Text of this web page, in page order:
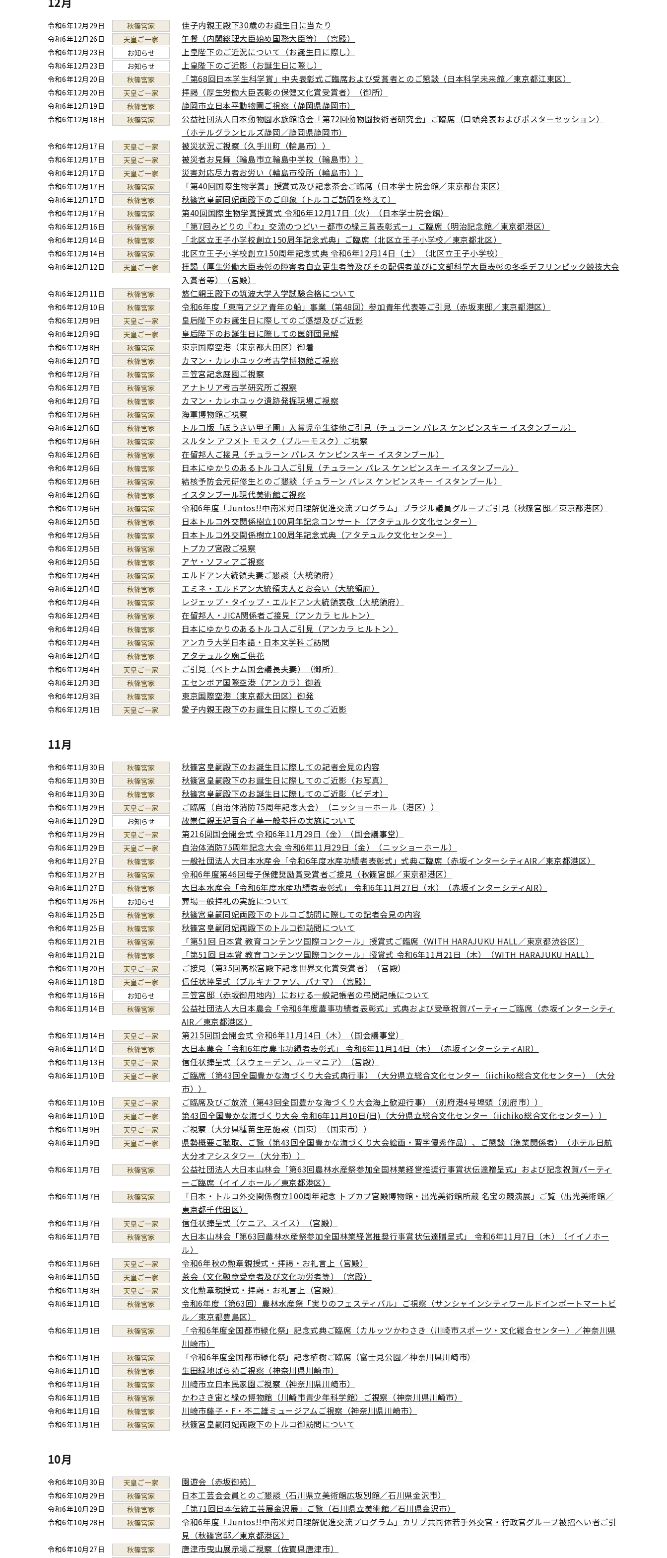
令和6年12月29日 秋篠宮家 佳子内親王殿下30歳のお誕生日に当たり
令和6年12月26日 天皇ご一家 午餐（内閣総理大臣始め国務大臣等）（宮殿）
令和6年12月23日 お知らせ 上皇陛下のご近況について（お誕生日に際し）
令和6年12月23日 お知らせ 上皇陛下のご近影（お誕生日に際し）
令和6年12月20日 秋篠宮家 「第68回日本学生科学賞」中央表彰式ご臨席および受賞者とのご懇談（日本科学未来館／東京都江東区）
令和6年12月20日 天皇ご一家 拝謁（厚生労働大臣表彰の保健文化賞受賞者）（御所）
令和6年12月19日 秋篠宮家 静岡市立日本平動物園ご視察（静岡県静岡市）
令和6年12月18日 秋篠宮家
公益社団法人日本動物園水族館協会「第72回動物園技術者研究会」ご臨席（口頭発表およびポスターセッション）
（ホテルグランヒルズ静岡／静岡県静岡市）
令和6年12月17日 天皇ご一家 被災状況ご視察（久手川町（輪島市））
令和6年12月17日 天皇ご一家 被災者お見舞（輪島市立輪島中学校（輪島市））
令和6年12月17日 天皇ご一家 災害対応尽力者お労い（輪島市役所（輪島市））
令和6年12月17日 秋篠宮家 「第40回国際生物学賞」授賞式及び記念茶会ご臨席（日本学士院会館／東京都台東区）
令和6年12月17日 秋篠宮家 秋篠宮皇嗣同妃両殿下のご印象（トルコご訪問を終えて）
令和6年12月17日 秋篠宮家 第40回国際生物学賞授賞式 令和6年12月17日（火）（日本学士院会館）
令和6年12月16日 秋篠宮家 「第7回みどりの『わ』交流のつどい－都市の緑三賞表彰式－」ご臨席（明治記念館／東京都港区）
令和6年12月14日 秋篠宮家 「北区立王子小学校創立150周年記念式典」ご臨席（北区立王子小学校／東京都北区）
令和6年12月14日 秋篠宮家 北区立王子小学校創立150周年記念式典 令和6年12月14日（土）（北区立王子小学校）
令和6年12月12日 天皇ご一家
拝謁（厚生労働大臣表彰の障害者自立更生者等及びその配偶者並びに文部科学大臣表彰の冬季デフリンピック競技大会
入賞者等）（宮殿）
令和6年12月11日 秋篠宮家 悠仁親王殿下の筑波大学入学試験合格について
令和6年12月10日 秋篠宮家 令和6年度「東南アジア青年の船」事業（第48回）参加青年代表等ご引見（赤坂東邸／東京都港区）
令和6年12月9日 天皇ご一家 皇后陛下のお誕生日に際してのご感想及びご近影
令和6年12月9日 天皇ご一家 皇后陛下のお誕生日に際しての医師団見解
令和6年12月8日 秋篠宮家 東京国際空港（東京都大田区）御着
令和6年12月7日 秋篠宮家 カマン・カレホユック考古学博物館ご視察
令和6年12月7日 秋篠宮家 三笠宮記念庭園ご視察
令和6年12月7日 秋篠宮家 アナトリア考古学研究所ご視察
令和6年12月7日 秋篠宮家 カマン・カレホユック遺跡発掘現場ご視察
令和6年12月6日 秋篠宮家 海軍博物館ご視察
令和6年12月6日 秋篠宮家 トルコ版「ぼうさい甲子園」入賞児童生徒他ご引見（チュラーン パレス ケンピンスキー イスタンブール）
令和6年12月6日 秋篠宮家 スルタン アフメト モスク（ブルーモスク）ご視察
令和6年12月6日 秋篠宮家 在留邦人ご接見（チュラーン パレス ケンピンスキー イスタンブール）
令和6年12月6日 秋篠宮家 日本にゆかりのあるトルコ人ご引見（チュラーン パレス ケンピンスキー イスタンブール）
令和6年12月6日 秋篠宮家 結核予防会元研修生とのご懇談（チュラーン パレス ケンピンスキー イスタンブール）
令和6年12月6日 秋篠宮家 イスタンブール現代美術館ご視察
令和6年12月6日 秋篠宮家 令和6年度「Juntos!!中南米対日理解促進交流プログラム」ブラジル議員グループご引見（秋篠宮邸／東京都港区）
令和6年12月5日 秋篠宮家 日本トルコ外交関係樹立100周年記念コンサート（アタテュルク文化センター）
令和6年12月5日 秋篠宮家 日本トルコ外交関係樹立100周年記念式典（アタテュルク文化センター）
令和6年12月5日 秋篠宮家 トプカプ宮殿ご視察
令和6年12月5日 秋篠宮家 アヤ・ソフィアご視察
令和6年12月4日 秋篠宮家 エルドアン大統領夫妻ご懇談（大統領府）
令和6年12月4日 秋篠宮家 エミネ・エルドアン大統領夫人とお会い（大統領府）
令和6年12月4日 秋篠宮家 レジェップ・タイップ・エルドアン大統領表敬（大統領府）
令和6年12月4日 秋篠宮家 在留邦人・JICA関係者ご接見（アンカラ ヒルトン）
令和6年12月4日 秋篠宮家 日本にゆかりのあるトルコ人ご引見（アンカラ ヒルトン）
令和6年12月4日 秋篠宮家 アンカラ大学日本語・日本文学科ご訪問
令和6年12月4日 秋篠宮家 アタテュルク廟ご供花
令和6年12月4日 天皇ご一家 ご引見（ベトナム国会議長夫妻）（御所）
令和6年12月3日 秋篠宮家 エセンボア国際空港（アンカラ）御着
令和6年12月3日 秋篠宮家 東京国際空港（東京都大田区）御発
令和6年12月1日 天皇ご一家 愛子内親王殿下のお誕生日に際してのご近影
11月
令和6年11月30日 秋篠宮家 秋篠宮皇嗣殿下のお誕生日に際しての記者会見の内容
令和6年11月30日 秋篠宮家 秋篠宮皇嗣殿下のお誕生日に際してのご近影（お写真）
令和6年11月30日 秋篠宮家 秋篠宮皇嗣殿下のお誕生日に際してのご近影（ビデオ）
令和6年11月29日 天皇ご一家 ご臨席（自治体消防75周年記念大会）（ニッショーホール（港区））
令和6年11月29日 お知らせ 故崇仁親王妃百合子墓一般参拝の実施について
令和6年11月29日 天皇ご一家 第216回国会開会式 令和6年11月29日（金）（国会議事堂）
令和6年11月29日 天皇ご一家 自治体消防75周年記念大会 令和6年11月29日（金）（ニッショーホール）
令和6年11月27日 秋篠宮家 一般社団法人大日本水産会「令和6年度水産功績者表彰式」式典ご臨席（赤坂インターシティAIR／東京都港区）
令和6年11月27日 秋篠宮家 令和6年度第46回母子保健奨励賞受賞者ご接見（秋篠宮邸／東京都港区）
令和6年11月27日 秋篠宮家 大日本水産会「令和6年度水産功績者表彰式」 令和6年11月27日（水）（赤坂インターシティAIR）
令和6年11月26日 お知らせ 葬場一般拝礼の実施について
令和6年11月25日 秋篠宮家 秋篠宮皇嗣同妃両殿下のトルコご訪問に際しての記者会見の内容
令和6年11月25日 秋篠宮家 秋篠宮皇嗣同妃両殿下のトルコ御訪問について
令和6年11月21日 秋篠宮家 「第51回 日本賞 教育コンテンツ国際コンクール」授賞式ご臨席（WITH HARAJUKU HALL／東京都渋谷区）
令和6年11月21日 秋篠宮家 「第51回 日本賞 教育コンテンツ国際コンクール」授賞式 令和6年11月21日（木）（WITH HARAJUKU HALL）
令和6年11月20日 天皇ご一家 ご接見（第35回高松宮殿下記念世界文化賞受賞者）（宮殿）
令和6年11月18日 天皇ご一家 信任状捧呈式（ブルキナファソ、パナマ）（宮殿）
令和6年11月16日 お知らせ 三笠宮邸（赤坂御用地内）における一般記帳者の弔問記帳について
令和6年11月14日 秋篠宮家
公益社団法人大日本農会「令和6年度農事功績者表彰式」式典および受章祝賀パーティーご臨席（赤坂インターシティ
AIR／東京都港区）
令和6年11月14日 天皇ご一家 第215回国会開会式 令和6年11月14日（木）（国会議事堂）
令和6年11月14日 秋篠宮家 大日本農会「令和6年度農事功績者表彰式」 令和6年11月14日（木）（赤坂インターシティAIR）
令和6年11月13日 天皇ご一家 信任状捧呈式（スウェーデン、ルーマニア）（宮殿）
令和6年11月10日 天皇ご一家
ご臨席（第43回全国豊かな海づくり大会式典行事）（大分県立総合文化センター（iichiko総合文化センター）（大分
市））
令和6年11月10日 天皇ご一家 ご臨席及びご放流（第43回全国豊かな海づくり大会海上歓迎行事）（別府港4号埠頭（別府市））
令和6年11月10日 天皇ご一家 第43回全国豊かな海づくり大会 令和6年11月10日(日)（大分県立総合文化センター（iichiko総合文化センター））
令和6年11月9日 天皇ご一家 ご視察（大分県種苗生産施設（国東）（国東市））
令和6年11月9日 天皇ご一家
県勢概要ご聴取、ご覧（第43回全国豊かな海づくり大会絵画・習字優秀作品）、ご懇談（漁業関係者）（ホテル日航
大分オアシスタワー（大分市））
令和6年11月7日 秋篠宮家
公益社団法人大日本山林会「第63回農林水産祭参加全国林業経営推奨行事賞状伝達贈呈式」および記念祝賀パーティ
ーご臨席（イイノホール／東京都港区）
令和6年11月7日 秋篠宮家
「日本・トルコ外交関係樹立100周年記念 トプカプ宮殿博物館・出光美術館所蔵 名宝の競演展」ご覧（出光美術館／
東京都千代田区）
令和6年11月7日 天皇ご一家 信任状捧呈式（ケニア、スイス）（宮殿）
令和6年11月7日 秋篠宮家
大日本山林会「第63回農林水産祭参加全国林業経営推奨行事賞状伝達贈呈式」 令和6年11月7日（木）（イイノホー
ル）
令和6年11月6日 天皇ご一家 令和6年秋の勲章親授式・拝謁・お礼言上（宮殿）
令和6年11月5日 天皇ご一家 茶会（文化勲章受章者及び文化功労者等）（宮殿）
令和6年11月3日 天皇ご一家 文化勲章親授式・拝謁・お礼言上（宮殿）
令和6年11月1日 秋篠宮家
令和6年度（第63回）農林水産祭「実りのフェスティバル」ご視察（サンシャインシティワールドインポートマートビ
ル／東京都豊島区）
令和6年11月1日 秋篠宮家
「令和6年度全国都市緑化祭」記念式典ご臨席（カルッツかわさき（川崎市スポーツ・文化総合センター）／神奈川県
川崎市）
令和6年11月1日 秋篠宮家 「令和6年度全国都市緑化祭」記念植樹ご臨席（富士見公園／神奈川県川崎市）
令和6年11月1日 秋篠宮家 生田緑地ばら苑ご視察（神奈川県川崎市）
令和6年11月1日 秋篠宮家 川崎市立日本民家園ご視察（神奈川県川崎市）
令和6年11月1日 秋篠宮家 かわさき宙と緑の博物館（川崎市青少年科学館）ご視察（神奈川県川崎市）
令和6年11月1日 秋篠宮家 川崎市藤子・F・不二雄ミュージアムご視察（神奈川県川崎市）
令和6年11月1日 秋篠宮家 秋篠宮皇嗣同妃両殿下のトルコ御訪問について
10月
令和6年10月30日 天皇ご一家 園遊会（赤坂御苑）
令和6年10月29日 秋篠宮家 日本工芸会会員とのご懇談（石川県立美術館広坂別館／石川県金沢市）
令和6年10月29日 秋篠宮家 「第71回日本伝統工芸展金沢展」ご覧（石川県立美術館／石川県金沢市）
令和6年10月28日 秋篠宮家
令和6年度「Juntos!!中南米対日理解促進交流プログラム」カリブ共同体若手外交官・行政官グループ被招へい者ご引
見（秋篠宮邸／東京都港区）
令和6年10月27日 秋篠宮家 唐津市曳山展示場ご視察（佐賀県唐津市）